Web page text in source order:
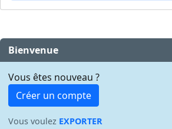
Bienvenue
Vous êtes nouveau ?
Créer un compte
Vous voulez EXPORTER